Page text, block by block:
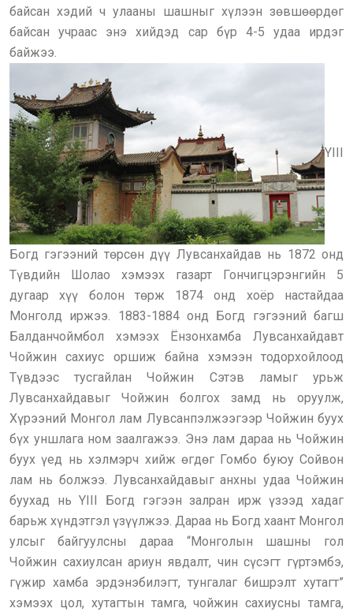
байсан хэдий ч улааны шашныг хүлээн зөвшөөрдөг
байсан учраас энэ хийдэд сар бүр 4-5 удаа ирдэг
байжээ.
YIII
Богд гэгээний төрсөн дүү Лувсанхайдав нь 1872 онд
Түвдийн Шолао хэмээх газарт Гончигцэрэнгийн 5
дугаар хүү болон төрж 1874 онд хоёр настайдаа
Монголд иржээ. 1883-1884 онд Богд гэгээний багш
Балданчоймбол хэмээх Ёнзонхамба Лувсанхайдавт
Чойжин сахиус оршиж байна хэмээн тодорхойлоод
Түвдээс тусгайлан Чойжин Сэтэв ламыг урьж
Лувсанхайдавыг Чойжин болгох замд нь оруулж,
Хүрээний Монгол лам Лувсанпэлжээгээр Чойжин буух
бүх уншлага ном заалгажээ. Энэ лам дараа нь Чойжин
буух үед нь хэлмэрч хийж өгдөг Гомбо буюу Сойвон
лам нь болжээ. Лувсанхайдавыг анхны удаа Чойжин
буухад нь YIII Богд гэгээн залран ирж үзээд хадаг
барьж хүндэтгэл үзүүлжээ. Дараа нь Богд хаант Монгол
улсыг байгуулсны дараа “Монголын шашны гол
Чойжин сахиулсан ариун явдалт, чин сүсэгт гүртэмбэ,
гүжир хамба эрдэнэбилэгт, тунгалаг бишрэлт хутагт”
хэмээх цол, хутагтын тамга, чойжин сахиусны тамга,